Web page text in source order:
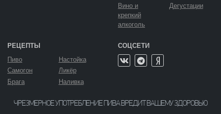
Вино и
крепкий
алкоголь
Дегустации
РЕЦЕПТЫ
Пиво
Самогон
Брага
Настойка
Ликёр
Наливка
СОЦСЕТИ
ЧРЕЗМЕРНОЕ УПОТРЕБЛЕНИЕ ПИВА ВРЕДИТ ВАШЕМУ ЗДОРОВЬЮ